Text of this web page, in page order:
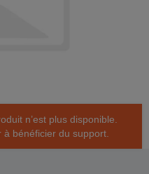
n’est plus disponible.
bénéficier du support.